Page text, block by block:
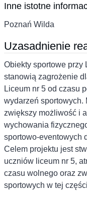
Inne istotne
Poznań Wilda
Uzasadnienie
Obiekty sportowe przy
stanowią zagrożenie
Liceum nr 5 od czasu
wydarzeń sportowych.
zwiększy możliwość i
wychowania
sportowo-eventowych
Celem projektu jest
uczniów liceum nr 5,
czasu wolnego oraz
sportowych w tej